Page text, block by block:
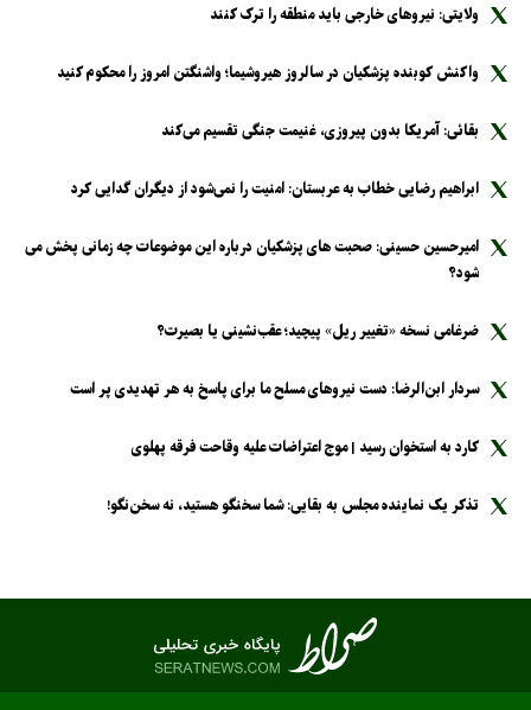
ولایتی: نیرو‌های خارجی باید منطقه را ترک کنند
واکنش کوبنده پزشکیان در سالروز هیروشیما؛ واشنگتن امروز را محکوم کنید
بقائی: آمریکا بدون پیروزی، غنیمت جنگی تقسیم می‌کند
ابراهیم رضایی خطاب به عربستان: امنیت را نمی‌شود از دیگران گدایی کرد
امیرحسین حسینی: صحبت های پزشکیان درباره این موضوعات چه زمانی پخش می
شود؟
ضرغامی نسخه «تغییر ریل» پیچید؛ عقب‌نشینی یا بصیرت؟
سردار ابن‌الرضا: دست نیرو‌های مسلح ما برای پاسخ به هر تهدیدی پر است
کارد به استخوان رسید | موج اعتراضات علیه وقاحت فرقه پهلوی
تذکر یک نماینده مجلس به بقایی: شما سخنگو هستید، نه سخن‌نگو!